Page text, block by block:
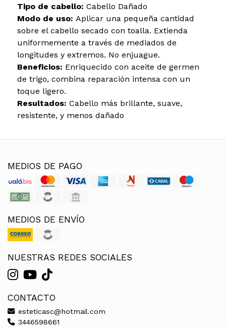
Tipo de cabello: Cabello Dañado
Modo de uso: Aplicar una pequeña cantidad
sobre el cabello secado con toalla. Extienda
uniformemente a través de mediados de
longitudes y extremos. No enjuague.
Beneficios: Enriquecido con aceite de germen
de trigo, combina reparación intensa con un
toque ligero.
Resultados: Cabello más brillante, suave,
resistente, y menos dañado
MEDIOS DE PAGO
MEDIOS DE ENVÍO
NUESTRAS REDES SOCIALES
CONTACTO
esteticasc@hotmail.com
3446598661